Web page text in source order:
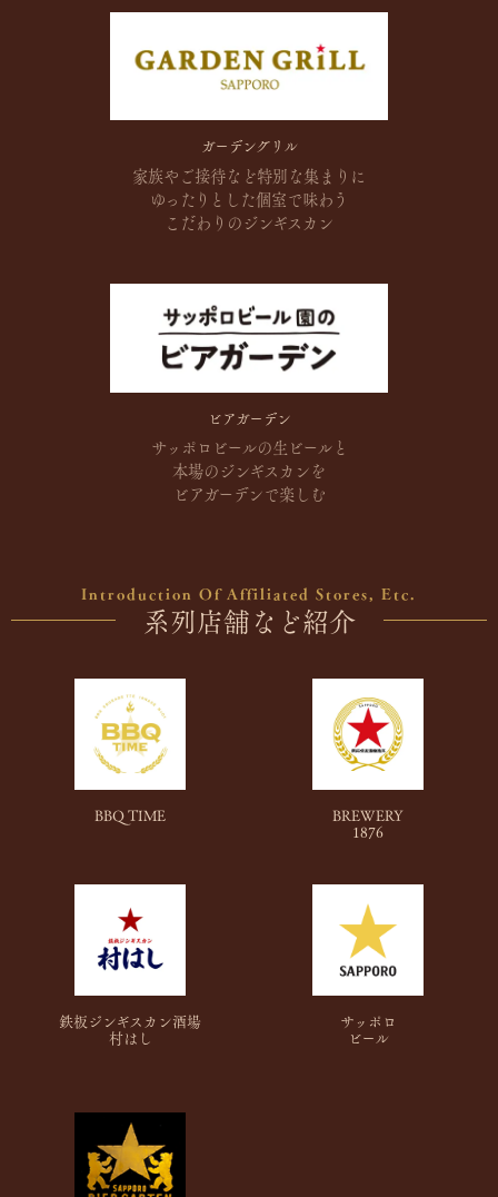
ガーデングリル
家族やご接待など特別な集まりに
ゆったりとした個室で味わう
こだわりのジンギスカン
ビアガーデン
サッポロビールの生ビールと
本場のジンギスカンを
ビアガーデンで楽しむ
Introduction Of Affiliated Stores, Etc.
系列店舗など紹介
BBQ TIME BREWERY
1876
鉄板ジンギスカン酒場
村はし
サッポロ
ビール